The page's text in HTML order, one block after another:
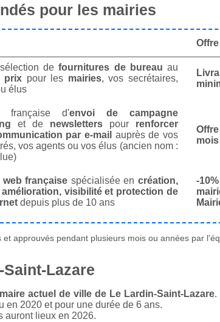
pour les mairies
defournitures de bureau au
prix pour les mairies, vos secrétaires,
élus
française d'envoi de campagne
et de newsletterspour renforcer
par e-mail auprès de vos
vos agents ou vos élus (ancien nom :
mois
web française spécialisée en création,
amélioration, visibilité et protection de
depuis plus de 10 ans
-
approuvés pendant plusieurs mois ou années par
Lazare
actuel de ville de Le Lardin-Saint-Lazare.
en 2020 et pour une durée de 6 ans.
auront lieux en 2026.